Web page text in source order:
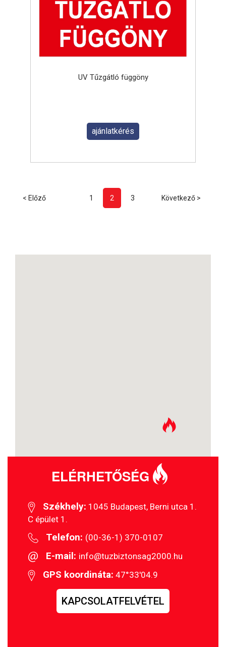
UV Tűzgátló függöny
ajánlatkérés
< Előző 1 2 3 Következő >
ELÉRHETŐSÉG
Székhely: 1045 Budapest, Berni utca 1.
C épület 1.
Telefon: (00-36-1) 370-0107
E-mail: info@tuzbiztonsag2000.hu
GPS koordináta: 47°33'04.9
KAPCSOLATFELVÉTEL